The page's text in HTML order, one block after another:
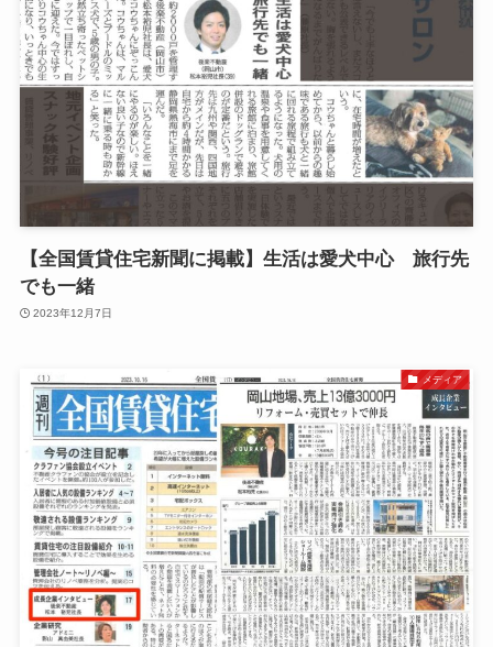
【全国賃貸住宅新聞に掲載】生活は愛犬中心 旅行先
でも一緒
2023年12月7日
メディア